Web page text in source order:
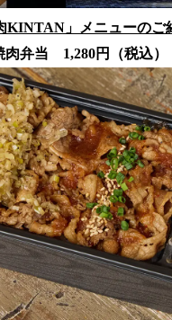
KINTAN」メニューのご
肉弁当 1,280円（税込）